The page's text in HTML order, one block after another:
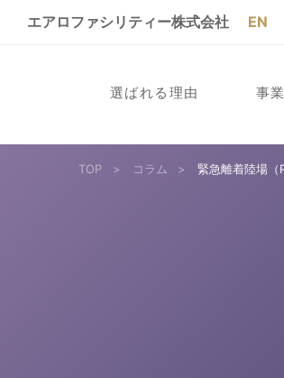
エアロファシリティー株式会社 EN
選ばれる理由 事
TOP > コラム > 緊急離着陸場